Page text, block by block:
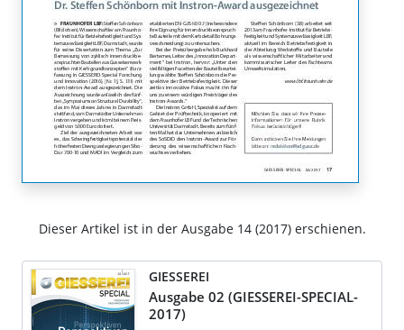
Dieser Artikel ist in der Ausgabe 14 (2017) erschienen.
GIESSEREI
Ausgabe 02 (GIESSEREI-SPECIAL-
2017)